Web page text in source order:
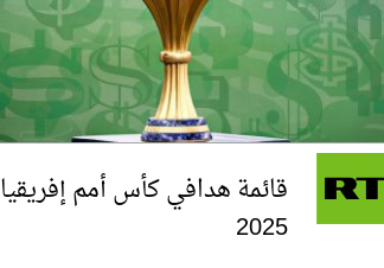
قائمة هدافي كأس أمم إفريقيا
2025